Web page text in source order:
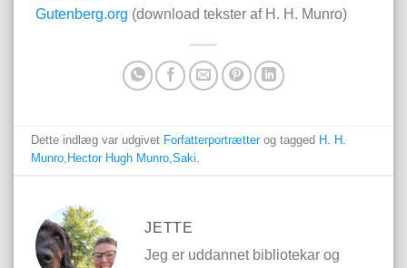
Gutenberg.org (download tekster af H. H. Munro)
Dette indlæg var udgivet Forfatterportrætterog tagged H. H.
Munro Hector Hugh Munro ,Saki
JETTE
Jeg er uddannet bibliotekar og